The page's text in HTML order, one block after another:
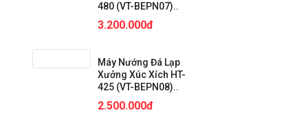
480 (VT-BEPN07)..
3.200.000đ
Máy Nướng Đá Lạp
Xưởng Xúc Xích HT-
425 (VT-BEPN08)..
2.500.000đ